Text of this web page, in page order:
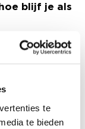
te
te bieden
blijf je als
grote en
look &
een